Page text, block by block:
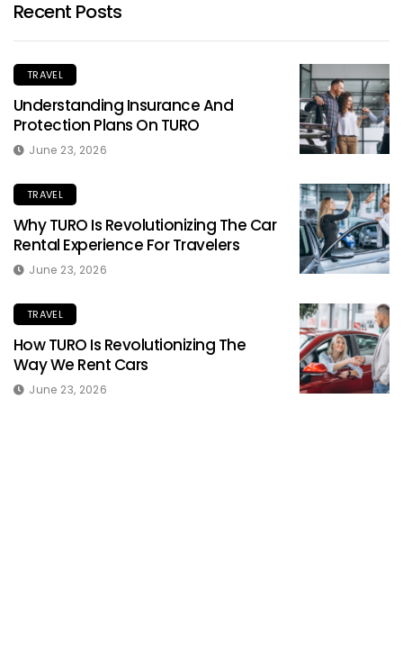
Recent Posts
TRAVEL
Understanding Insurance And
Protection Plans On TURO
June 23, 2026
TRAVEL
Why TURO Is Revolutionizing The Car
Rental Experience For Travelers
June 23, 2026
TRAVEL
How TURO Is Revolutionizing The
Way We Rent Cars
June 23, 2026